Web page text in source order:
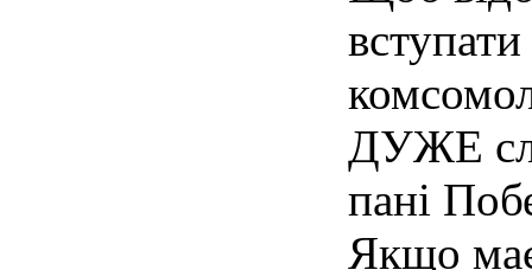
ДУЖЕ
пані
Якщо